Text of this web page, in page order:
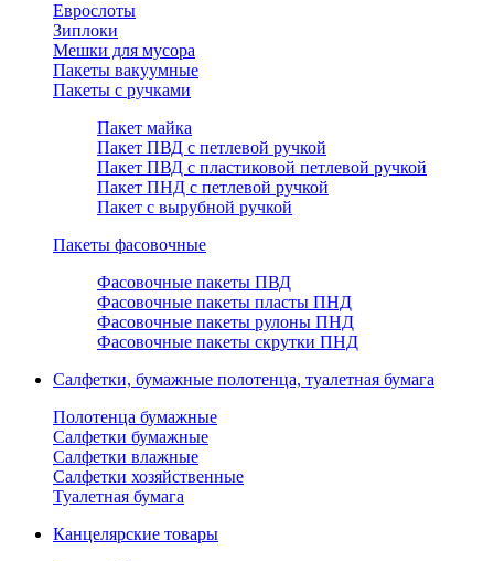
Еврослоты
Зиплоки
Мешки для мусора
Пакеты вакуумные
Пакеты с ручками
Пакет майка
Пакет ПВД с петлевой ручкой
Пакет ПВД с пластиковой петлевой ручкой
Пакет ПНД с петлевой ручкой
Пакет с вырубной ручкой
Пакеты фасовочные
Фасовочные пакеты ПВД
Фасовочные пакеты пласты ПНД
Фасовочные пакеты рулоны ПНД
Фасовочные пакеты скрутки ПНД
Салфетки, бумажные полотенца, туалетная бумага
Полотенца бумажные
Салфетки бумажные
Салфетки влажные
Салфетки хозяйственные
Туалетная бумага
Канцелярские товары